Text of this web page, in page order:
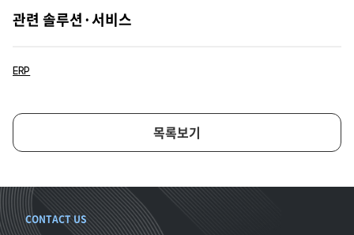
관련 솔루션·서비스
ERP
목록보기
CONTACT US